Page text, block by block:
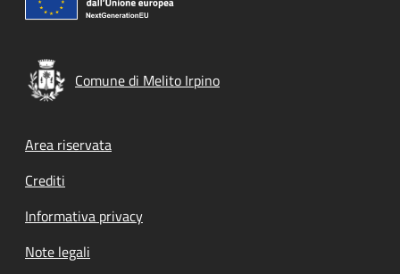
Comune di Melito Irpino
Footer menu
Area riservata
Crediti
Informativa privacy
Note legali